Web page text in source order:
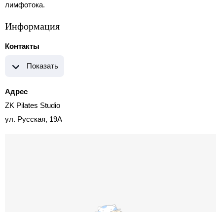
лимфотока.
Информация
Контакты
Показать
Адрес
ZK Pilates Studio
ул. Русская, 19А